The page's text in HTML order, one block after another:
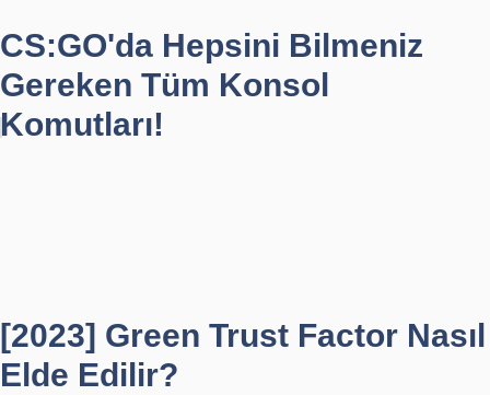
CS:GO'da Hepsini Bilmeniz
Gereken Tüm Konsol
Komutları!
[2023] Green Trust Factor Nasıl
Elde Edilir?